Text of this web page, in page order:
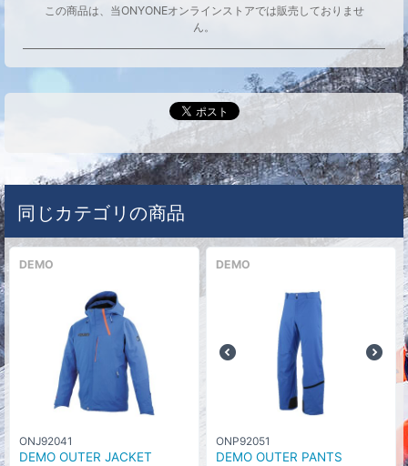
この商品は、当ONYONEオンラインストアでは販売しておりませ
ん。
同じカテゴリの商品
DEMO
ONJ92041
DEMO OUTER JACKET
DEMO
ONP92051
DEMO OUTER PANTS